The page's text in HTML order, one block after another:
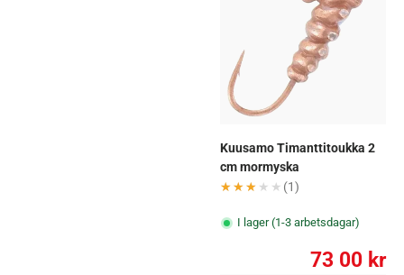
Kuusamo Timanttitoukka 2
cm mormyska
★★★★★
★★★★★ (1)
I lager (1-3 arbetsdagar)
73 00 kr